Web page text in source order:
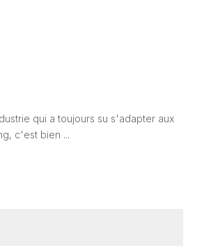
qui a toujours su s'adapter aux
c'est bien ...